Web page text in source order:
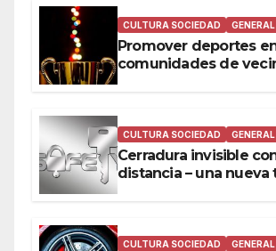
CULTURA SOCIEDAD GENERAL
Promover deportes
comunidades de
CULTURA SOCIEDAD GENERAL
Cerradura invisible
distancia – una nueva
CULTURA SOCIEDAD GENERAL